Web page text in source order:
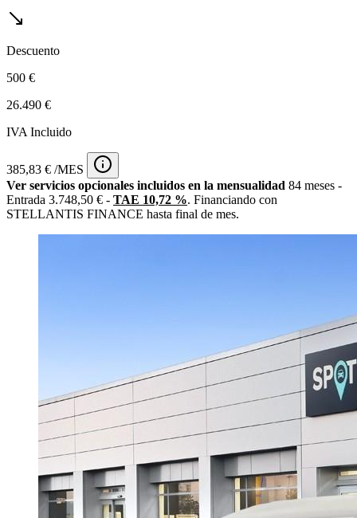
Descuento
500 €
26.490 €
IVA Incluido
385,83 € /MES
Ver servicios opcionales incluidos en la mensualidad 84 meses -
Entrada 3.748,50 € - TAE 10,72 %. Financiando con
STELLANTIS FINANCE hasta final de mes.